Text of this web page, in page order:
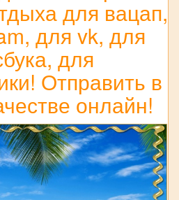
для вацап,
для vk, для
для
Отправить в
онлайн!